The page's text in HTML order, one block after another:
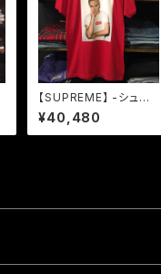
【SUPREME】 -シュプ
リーム-SS16 MORRIS
SEY TEE RED
¥40,480